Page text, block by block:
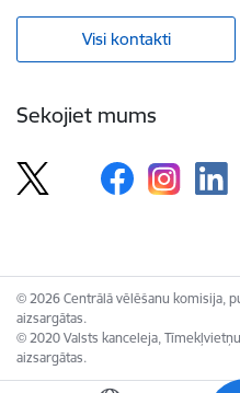
Visi kontakti
Sekojiet mums
© 2026 Centrālā vēlēšanu komisija,
aizsargātas.
© 2020 Valsts kanceleja,
aizsargātas.